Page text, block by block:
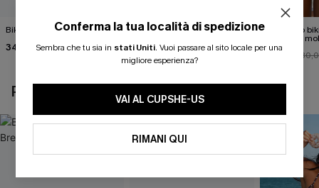
Bikini nero Island Breeze
34,00 €
Costume intero contenitivo
40,00 €
Completo
animalier
accattivante
POTREBBE INTERESSARTI ANCHE
Conferma la tua località di spedizione
Sembra che tu sia in stati Uniti. Vuoi passare al sito locale per una
migliore esperienza?
VAI AL CUPSHE-US
RIMANI QUI